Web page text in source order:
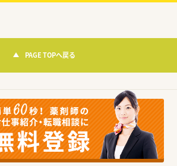
PAGE TOPへ戻る